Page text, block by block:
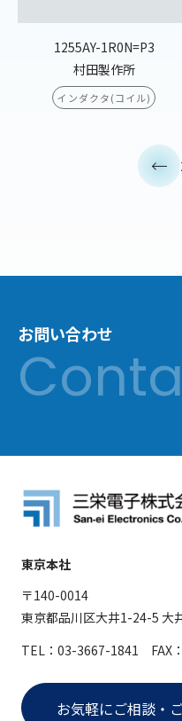
1255AY-1R0N=P3
村田製作所
インダクタ(コイル)
お問い合わせ
東京本社
〒140-0014
東京都品川区大井1-24-5 大
TEL：03-3667-1841 FAX
お気軽にご相談・